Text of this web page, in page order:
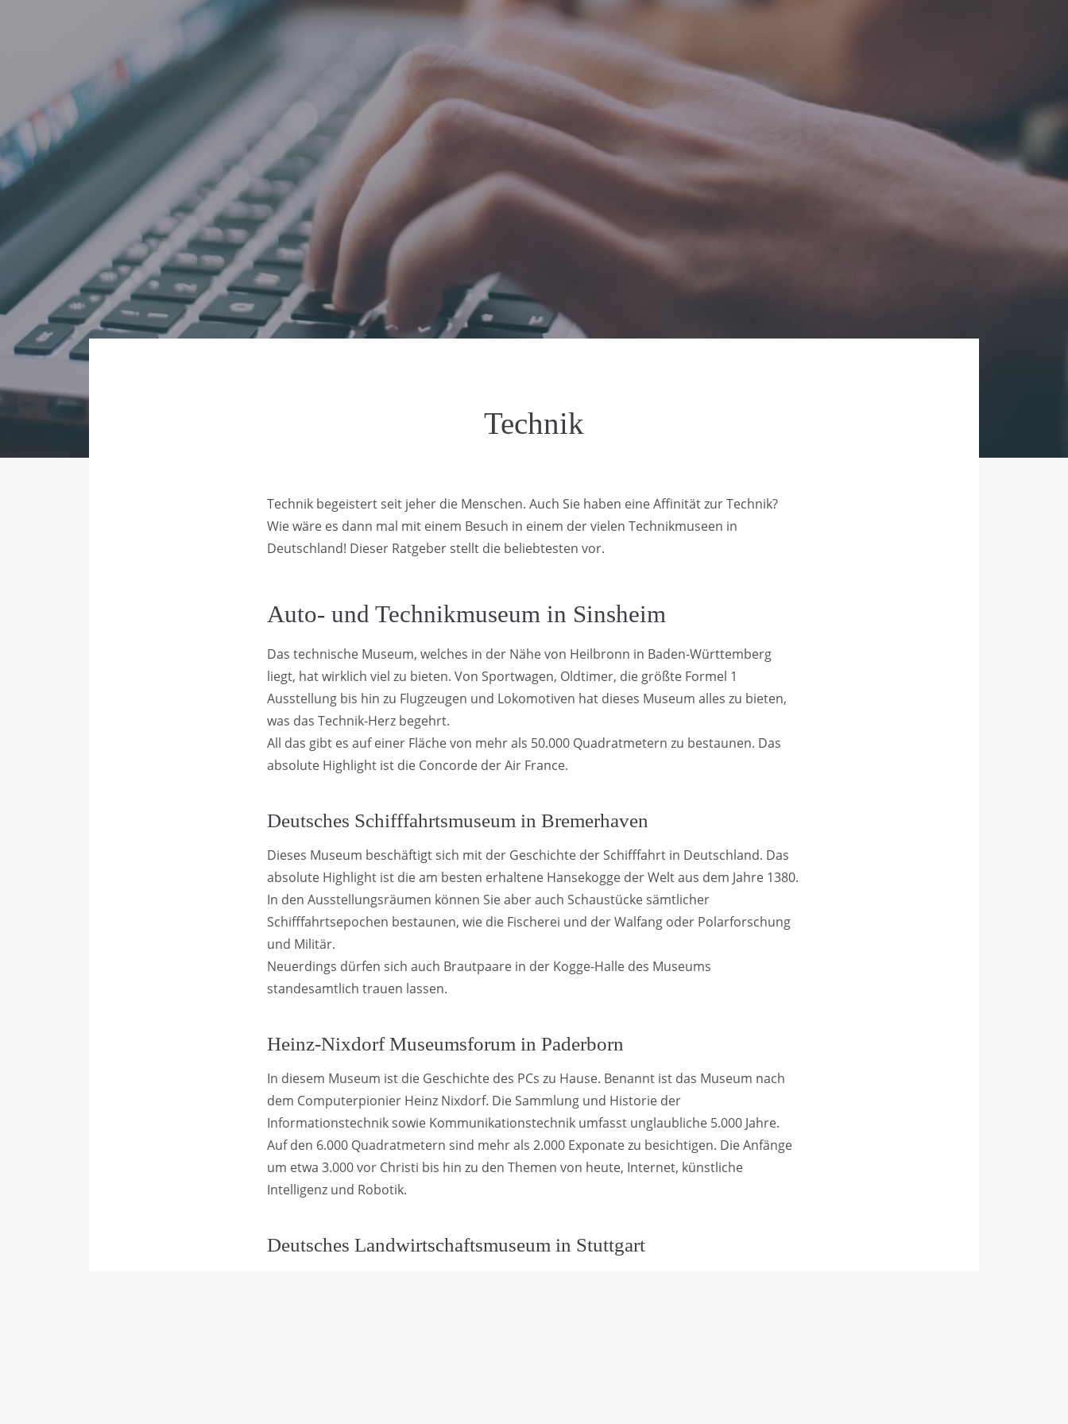
Technik
Technik begeistert seit jeher die Menschen. Auch Sie haben eine Affinität zur Technik?
Wie wäre es dann mal mit einem Besuch in einem der vielen Technikmuseen in
Deutschland! Dieser Ratgeber stellt die beliebtesten vor.
Auto- und Technikmuseum in Sinsheim
Das technische Museum, welches in der Nähe von Heilbronn in Baden-Württemberg
liegt, hat wirklich viel zu bieten. Von Sportwagen, Oldtimer, die größte Formel 1
Ausstellung bis hin zu Flugzeugen und Lokomotiven hat dieses Museum alles zu bieten,
was das Technik-Herz begehrt.
All das gibt es auf einer Fläche von mehr als 50.000 Quadratmetern zu bestaunen. Das
absolute Highlight ist die Concorde der Air France.
Deutsches Schifffahrtsmuseum in Bremerhaven
Dieses Museum beschäftigt sich mit der Geschichte der Schifffahrt in Deutschland. Das
absolute Highlight ist die am besten erhaltene Hansekogge der Welt aus dem Jahre 1380.
In den Ausstellungsräumen können Sie aber auch Schaustücke sämtlicher
Schifffahrtsepochen bestaunen, wie die Fischerei und der Walfang oder Polarforschung
und Militär.
Neuerdings dürfen sich auch Brautpaare in der Kogge-Halle des Museums
standesamtlich trauen lassen.
Heinz-Nixdorf Museumsforum in Paderborn
In diesem Museum ist die Geschichte des PCs zu Hause. Benannt ist das Museum nach
dem Computerpionier Heinz Nixdorf. Die Sammlung und Historie der
Informationstechnik sowie Kommunikationstechnik umfasst unglaubliche 5.000 Jahre.
Auf den 6.000 Quadratmetern sind mehr als 2.000 Exponate zu besichtigen. Die Anfänge
um etwa 3.000 vor Christi bis hin zu den Themen von heute, Internet, künstliche
Intelligenz und Robotik.
Deutsches Landwirtschaftsmuseum in Stuttgart